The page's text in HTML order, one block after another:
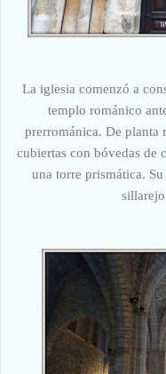
La iglesia comenzó a
templo románico
prerrománica. De planta
cubiertas con bóvedas de
una torre prismática.